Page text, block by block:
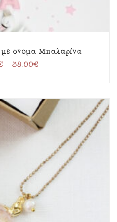
με όνομα Μπαλαρίνα
– 38.00€